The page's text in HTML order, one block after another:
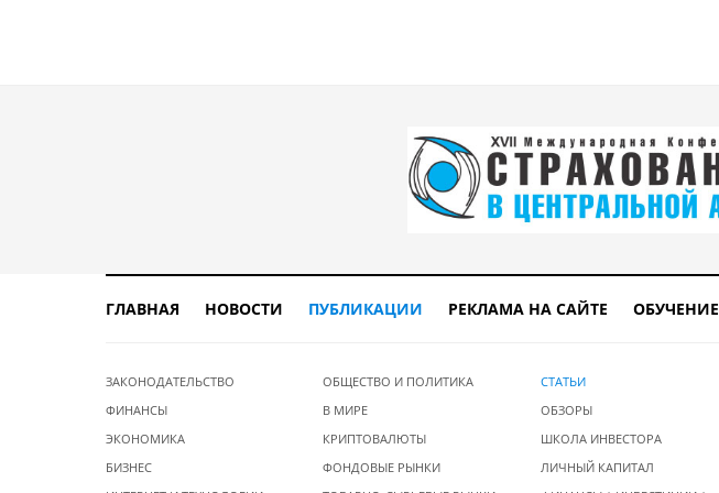
ГЛАВНАЯ НОВОСТИ ПУБЛИКАЦИИ РЕКЛАМА НА САЙТЕ ОБУЧЕНИЕ
ЗАКОНОДАТЕЛЬСТВО
ФИНАНСЫ
ЭКОНОМИКА
БИЗНЕС
ОБЩЕСТВО И ПОЛИТИКА
В МИРЕ
КРИПТОВАЛЮТЫ
ФОНДОВЫЕ РЫНКИ
СТАТЬИ
ОБЗОРЫ
ШКОЛА ИНВЕСТОРА
ЛИЧНЫЙ КАПИТАЛ